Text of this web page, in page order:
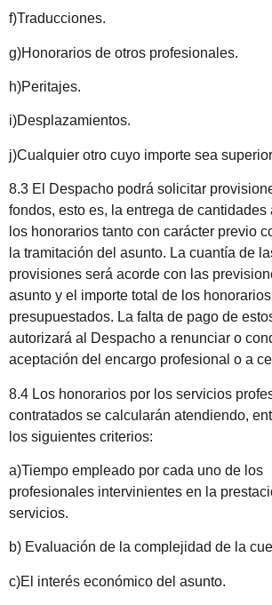
f)Traducciones.
g)Honorarios de otros profesionales.
h)Peritajes.
i)Desplazamientos.
j)Cualquier otro cuyo importe sea
8.3 El Despacho podrá solicitar
fondos, esto es, la entrega de cantidades
los honorarios tanto con carácter previo
la tramitación del asunto. La cuantía de
provisiones será acorde con las
asunto y el importe total de los honorarios
presupuestados. La falta de pago de
autorizará al Despacho a renunciar o
aceptación del encargo profesional o a
8.4 Los honorarios por los servicios
contratados se calcularán atendiendo,
los siguientes criterios:
a)Tiempo empleado por cada uno de los
profesionales intervinientes en la
servicios.
b) Evaluación de la complejidad de la
c)El interés económico del asunto.